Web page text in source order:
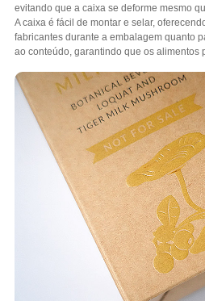
evitando que a caixa se deforme mesmo
A caixa é fácil de montar e selar,
fabricantes durante a embalagem quanto
ao conteúdo, garantindo que os alimentos